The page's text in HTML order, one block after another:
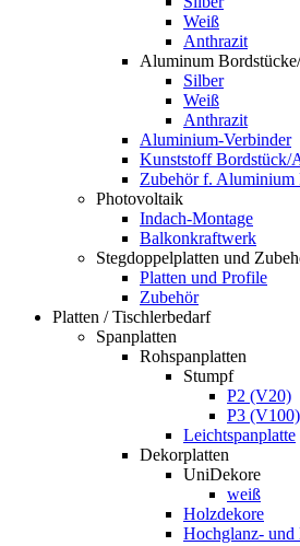
Weiß
Anthrazit
Aluminum
Silber
Weiß
Anthrazit
Aluminium-Verbinder
Kunststoff Bordstück/
Zubehör f. Aluminium
Photovoltaik
Indach-Montage
Balkonkraftwerk
Stegdoppelplatten und
Platten und Profile
Zubehör
Platten / Tischlerbedarf
Spanplatten
Rohspanplatten
Stumpf
P2 (V20)
P3 (V100)
Leichtspanplatte
Dekorplatten
UniDekore
weiß
Holzdekore
Hochglanz- und